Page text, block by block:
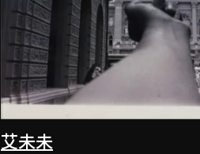
艾未未